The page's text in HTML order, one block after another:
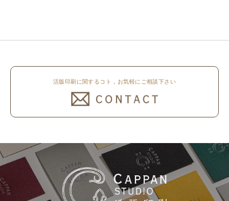
活版印刷に関するコト，お気軽にご相談下さい